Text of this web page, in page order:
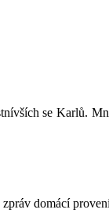
se Karlů.
domácí